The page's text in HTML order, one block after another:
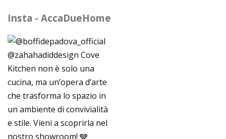
Insta - AccaDueHome